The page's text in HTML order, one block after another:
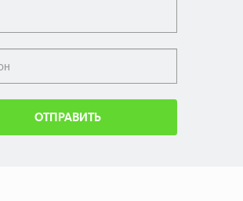
ОТПРАВИТЬ